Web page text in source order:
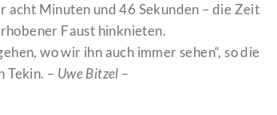
acht Minuten und 46 Sekunden – die Zeit
Faust hinknieten.
wo wir ihn auch immer sehen“, so die
Tekin. – Uwe Bitzel –